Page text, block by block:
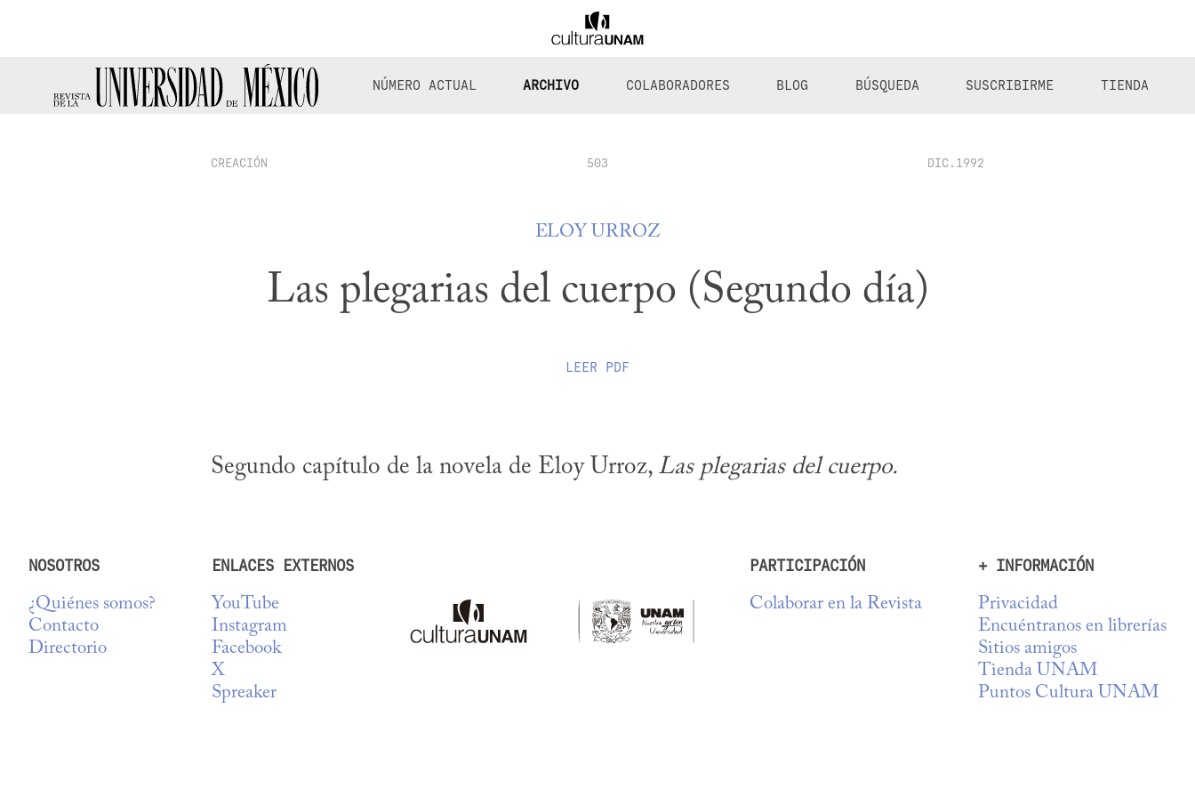
NÚMERO ACTUAL ARCHIVO COLABORADORES BLOG BÚSQUEDA SUSCRIBIRME TIENDA
CREACIÓN 503 DIC.1992
ELOY URROZ
Las plegarias del cuerpo (Segundo día)
LEER PDF
Segundo capítulo de la novela de Eloy Urroz, Las plegarias del cuerpo.
NOSOTROS
¿Quiénes somos?
Contacto
Directorio
ENLACES EXTERNOS
YouTube
Instagram
Facebook
X
Spreaker
PARTICIPACIÓN
Colaborar en la Revista
+ INFORMACIÓN
Privacidad
Encuéntranos en librerías
Sitios amigos
Tienda UNAM
Puntos Cultura UNAM